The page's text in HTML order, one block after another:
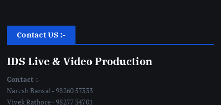
Contact US :-
IDS Live & Video Production
Contact :-
Naresh Bansal - 98260 57333
Vivek Rathore - 98277 34701